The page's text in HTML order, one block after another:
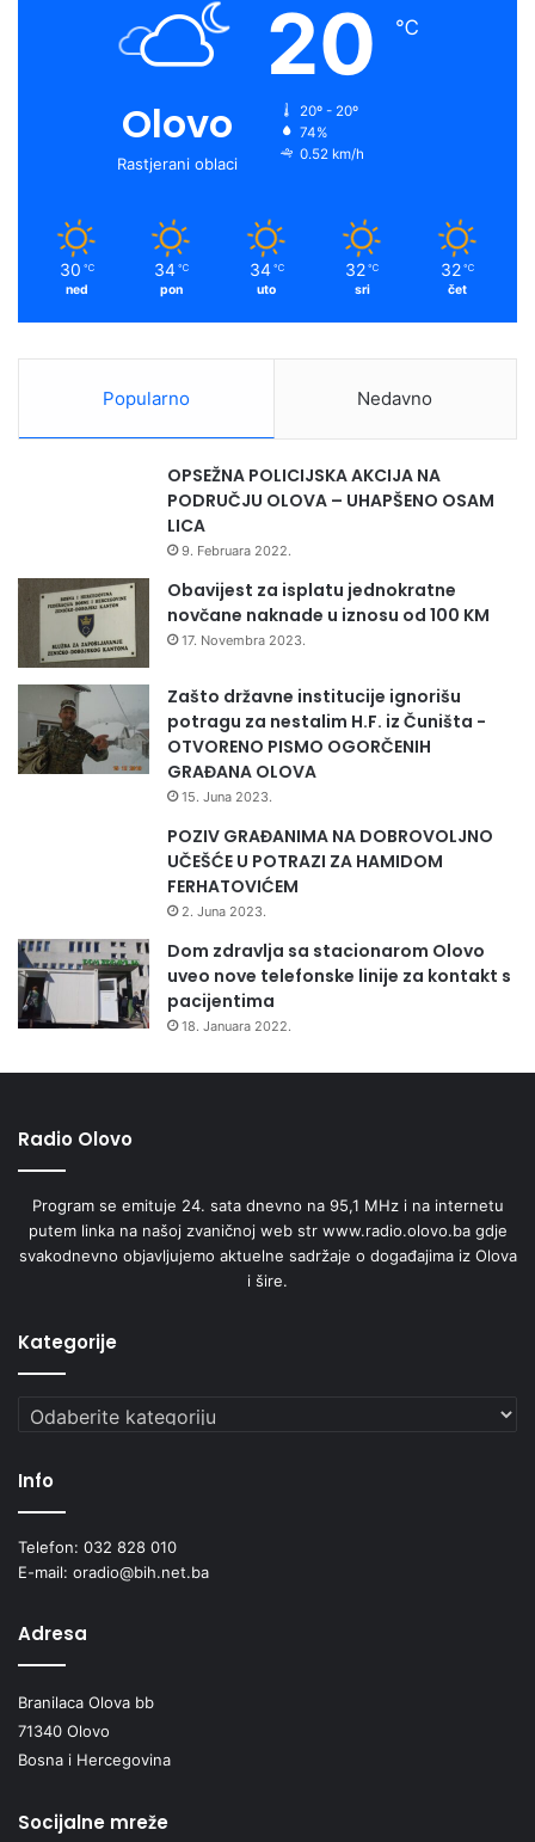
Olovo
Rastjerani oblaci
20 ℃
20º - 20º
74%
0.52 km/h
30 ℃
ned
34 ℃
pon
34 ℃
uto
32 ℃
sri
32 ℃
čet
Popularno Nedavno
OPSEŽNA POLICIJSKA AKCIJA NA
PODRUČJU OLOVA – UHAPŠENO OSAM
LICA
9. Februara 2022.
Obavijest za isplatu jednokratne
novčane naknade u iznosu od 100 KM
17. Novembra 2023.
Zašto državne institucije ignorišu
potragu za nestalim H.F. iz Čuništa -
OTVORENO PISMO OGORČENIH
GRAĐANA OLOVA
15. Juna 2023.
POZIV GRAĐANIMA NA DOBROVOLJNO
UČEŠĆE U POTRAZI ZA HAMIDOM
FERHATOVIĆEM
2. Juna 2023.
Dom zdravlja sa stacionarom Olovo
uveo nove telefonske linije za kontakt s
pacijentima
18. Januara 2022.
Radio Olovo
Program se emituje 24. sata dnevno na 95,1 MHz i na internetu
putem linka na našoj zvaničnoj web str www.radio.olovo.ba gdje
svakodnevno objavljujemo aktuelne sadržaje o događajima iz Olova
i šire.
Kategorije
Kategorije
Info
Telefon: 032 828 010
E-mail: oradio@bih.net.ba
Adresa
Branilaca Olova bb
71340 Olovo
Bosna i Hercegovina
Socijalne mreže